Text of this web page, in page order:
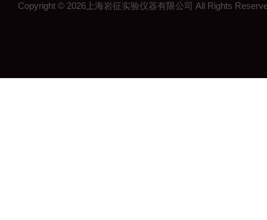
Copyright © 2026上海岩征实验仪器有限公司 All Rights